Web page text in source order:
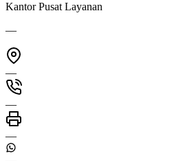
Kantor Pusat Layanan
—
—
—
—